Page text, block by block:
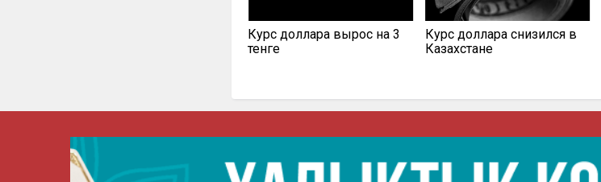
Курс доллара вырос на 3
тенге
Курс доллара снизился в
Казахстане